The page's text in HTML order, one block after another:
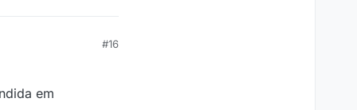
#16
em